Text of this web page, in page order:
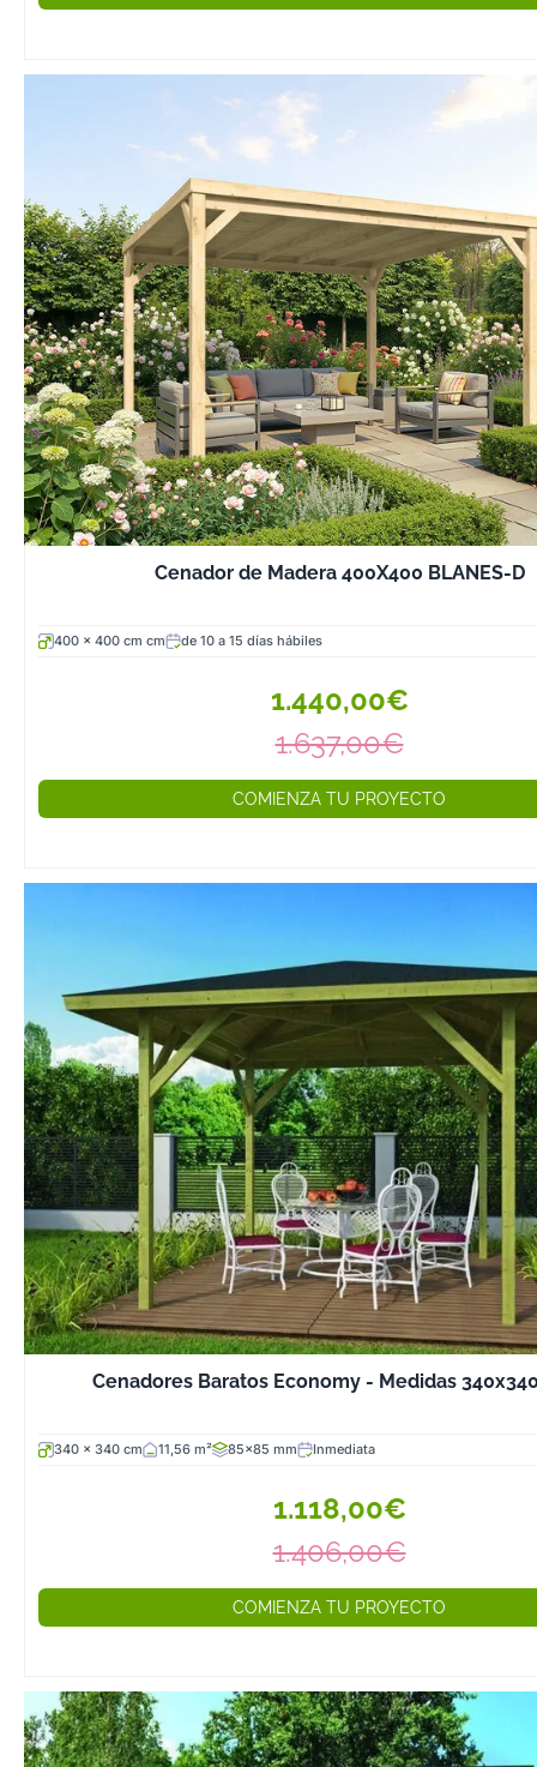
Cenador de Madera 400X400 BLANES-D
400 x 400 cm cm de 10 a 15 días hábiles
1.440,00€
1.637,00€
COMIENZA TU PROYECTO
Cenadores Baratos Economy - Medidas
340 x 340 cm 11,56 m² 85x85 mm Inmediata
1.118,00€
1.406,00€
COMIENZA TU PROYECTO